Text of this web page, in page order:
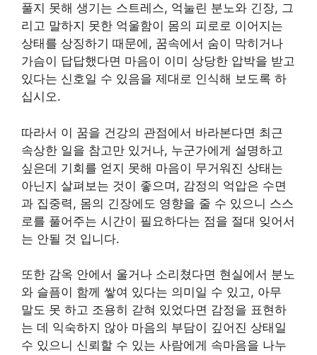
풀지 못해 생기는 스트레스, 억눌린 분노와 긴장, 그
리고 말하지 못한 억울함이 몸의 피로로 이어지는
상태를 상징하기 때문에, 꿈속에서 숨이 막히거나
가슴이 답답했다면 마음이 이미 상당한 압박을 받고
있다는 신호일 수 있음을 제대로 인식해 보도록 하
십시오.
따라서 이 꿈을 건강의 관점에서 바라본다면 최근
속상한 일을 참고만 있거나, 누군가에게 설명하고
싶은데 기회를 얻지 못해 마음이 무거워진 상태는
아닌지 살펴보는 것이 좋으며, 감정의 억압은 수면
과 집중력, 몸의 긴장에도 영향을 줄 수 있으니 스스
로를 풀어주는 시간이 필요하다는 점을 절대 잊어서
는 안될 것 입니다.
또한 감옥 안에서 울거나 소리쳤다면 현실에서 분노
와 슬픔이 함께 쌓여 있다는 의미일 수 있고, 아무
말도 못 하고 조용히 갇혀 있었다면 감정을 표현하
는 데 익숙하지 않아 마음의 부담이 깊어진 상태일
수 있으니 신뢰할 수 있는 사람에게 속마음을 나누